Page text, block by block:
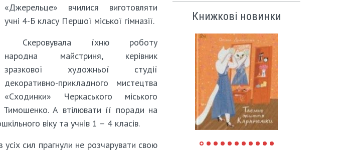
«Джерельце» вчилися виготовляти
учні 4-Б класу Першої міської гімназії.
Скеровувала їхню роботу
народна майстриня, керівник
зразкової художньої студії
декоративно-прикладного мистецтва
«Сходинки» Черкаського міського
Тимошенко. А втілювати її поради на
віку та учнів 1 – 4 класів.
сил прагнули не розчарувати свою
Книжкові новинки